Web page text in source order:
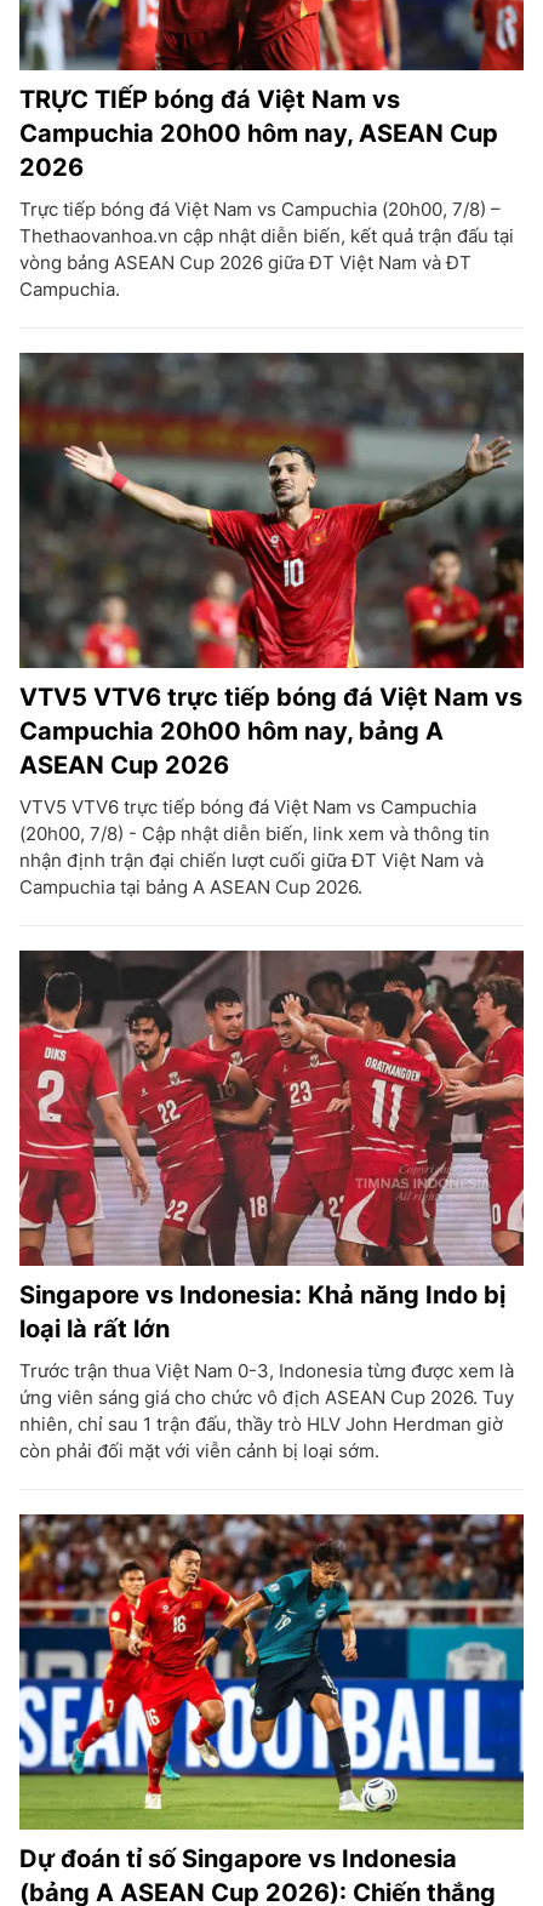
TRỰC TIẾP bóng đá Việt Nam vs
Campuchia 20h00 hôm nay, ASEAN Cup
2026
Trực tiếp bóng đá Việt Nam vs Campuchia (20h00, 7/8) –
Thethaovanhoa.vn cập nhật diễn biến, kết quả trận đấu tại
vòng bảng ASEAN Cup 2026 giữa ĐT Việt Nam và ĐT
Campuchia.
VTV5 VTV6 trực tiếp bóng đá Việt Nam vs
Campuchia 20h00 hôm nay, bảng A
ASEAN Cup 2026
VTV5 VTV6 trực tiếp bóng đá Việt Nam vs Campuchia
(20h00, 7/8) - Cập nhật diễn biến, link xem và thông tin
nhận định trận đại chiến lượt cuối giữa ĐT Việt Nam và
Campuchia tại bảng A ASEAN Cup 2026.
Singapore vs Indonesia: Khả năng Indo bị
loại là rất lớn
Trước trận thua Việt Nam 0-3, Indonesia từng được xem là
ứng viên sáng giá cho chức vô địch ASEAN Cup 2026. Tuy
nhiên, chỉ sau 1 trận đấu, thầy trò HLV John Herdman giờ
còn phải đối mặt với viễn cảnh bị loại sớm.
Dự đoán tỉ số Singapore vs Indonesia
(bảng A ASEAN Cup 2026): Chiến thắng